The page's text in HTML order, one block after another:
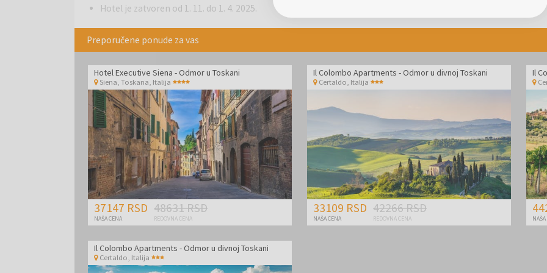
Hotel je zatvoren od 1. 11. do 1. 4. 2025.
Preporučene ponude za vas
Hotel Executive Siena - Odmor u Toskani
Siena, Toskana Italija
37147 RSD
NAŠA CENA
48631 RSD
REDOVNA CENA
Il Colombo Apartments - Odmor u divnoj Toskani
Certaldo Italija
33109 RSD
NAŠA CENA
42266 RSD
REDOVNA CENA
Il
Il Colombo Apartments - Odmor u divnoj Toskani
Certaldo Italija